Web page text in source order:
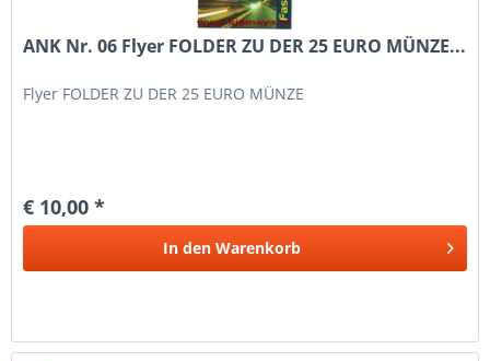
ANK Nr. 06 Flyer FOLDER ZU DER 25 EURO MÜNZE...
Flyer FOLDER ZU DER 25 EURO MÜNZE
€ 10,00 *
In den Warenkorb